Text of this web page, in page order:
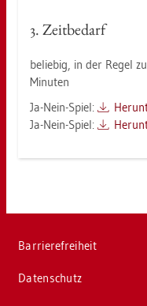
3. Zeit­be­darf
be­lie­big, in der Regel
Mi­nu­ten
Ja-Nein-Spiel:
Ja-Nein-Spiel:
Bar­rie­re­frei­heit
Da­ten­schutz